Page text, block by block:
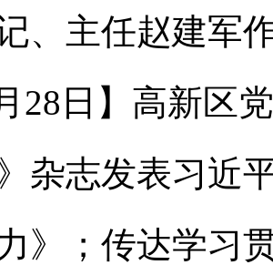
、主任赵建军
28 日】高新区
》杂志发表习近
》；传达学习